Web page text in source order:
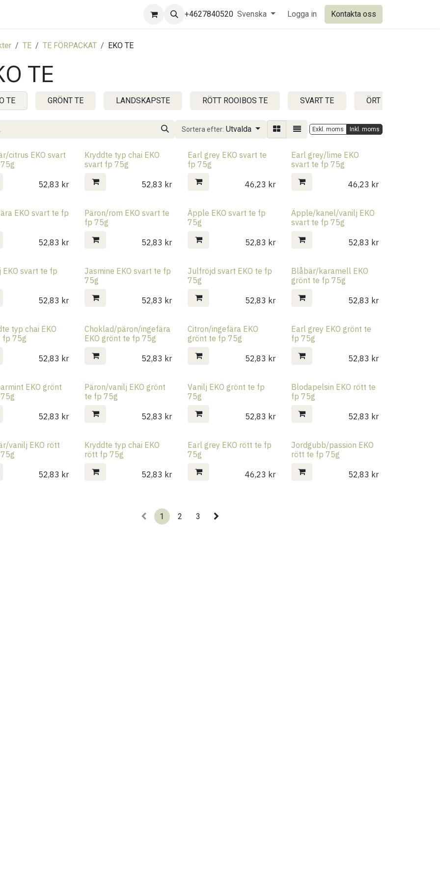
+4627840520 Svenska Logga in Kontakta oss
TE TE FÖRPACKAT EKO TE
TE
TE GRÖNT TE LANDSKAPSTE RÖTT ROOIBOS TE SVART TE ÖRT FRUKT OCH
Sortera efter: Utvalda Exkl. moms Inkl. moms
citrus EKO svart
52,83 kr
Kryddte typ chai EKO
svart fp 75g
52,83 kr
Earl grey EKO svart te
fp 75g
46,23 kr
Earl grey/lime EKO
svart te fp 75g
46,23 kr
EKO svart te fp
52,83 kr
Päron/rom EKO svart te
fp 75g
52,83 kr
Äpple EKO svart te fp
75g
52,83 kr
Äpple/kanel/vanilj EKO
svart te fp 75g
52,83 kr
EKO svart te fp
52,83 kr
Jasmine EKO svart te fp
75g
52,83 kr
Julfröjd svart EKO te fp
75g
52,83 kr
Blåbär/karamell EKO
grönt te fp 75g
52,83 kr
typ chai EKO
fp 75g
52,83 kr
Choklad/päron/ingefära
EKO grönt te fp 75g
52,83 kr
Citron/ingefära EKO
grönt te fp 75g
52,83 kr
Earl grey EKO grönt te
fp 75g
52,83 kr
EKO grönt
52,83 kr
Päron/vanilj EKO grönt
te fp 75g
52,83 kr
Vanilj EKO grönt te fp
75g
52,83 kr
Blodapelsin EKO rött te
fp 75g
52,83 kr
vanilj EKO rött
52,83 kr
Kryddte typ chai EKO
rött fp 75g
52,83 kr
Earl grey EKO rött te fp
75g
46,23 kr
Jordgubb/passion EKO
rött te fp 75g
52,83 kr
1 2 3